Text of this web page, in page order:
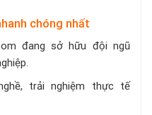
chóng nhất
đang sở hữu đội ngũ
trải nghiệm thực tế